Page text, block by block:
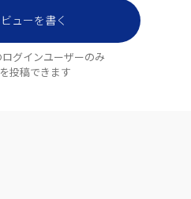
ビューを書く
グインユーザーのみ
投稿できます